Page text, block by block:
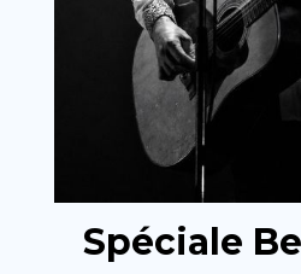
Spéciale